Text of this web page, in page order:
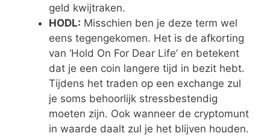
geld kwijtraken.
HODL: Misschien ben je deze term wel
eens tegengekomen. Het is de afkorting
van ‘Hold On For Dear Life’ en betekent
dat je een coin langere tijd in bezit hebt.
Tijdens het traden op een exchange zul
je soms behoorlijk stressbestendig
moeten zijn. Ook wanneer de cryptomunt
in waarde daalt zul je het blijven houden.